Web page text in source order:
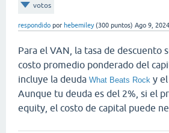
votos
respondido por hebemiley (300 puntos) Ago 9, 2024
Para el VAN, la tasa de descuento
costo promedio ponderado del
incluye la deuda What Beats Rock y
Aunque tu deuda es del 2%, si el
equity, el costo de capital puede